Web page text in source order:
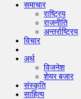
समाचार
राष्ट्रिय
राजनीति
अन्तर्राष्ट्रिय
विचार
अर्थ
विजनेश
शेयर बजार
संस्कृति
साहित्य